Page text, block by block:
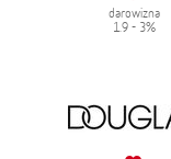
darowizna
1.9 - 3%